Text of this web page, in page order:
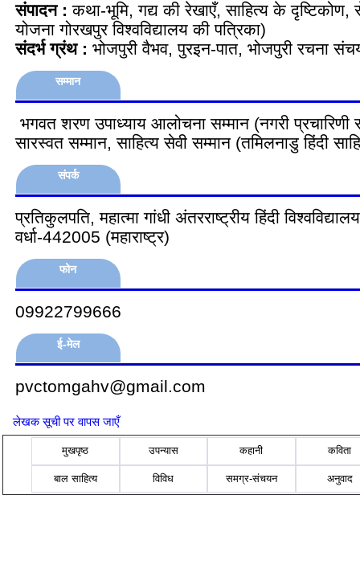
संपादन : कथा-भूमि, गद्य की रेखाएँ, साहित्य के दृष्टिकोण,
योजना गोरखपुर विश्वविद्यालय की पत्रिका)
संदर्भ ग्रंथ : भोजपुरी वैभव, पुरइन-पात, भोजपुरी रचना
सम्मान
भगवत शरण उपाध्याय आलोचना सम्मान (नगरी प्रचारिणी
सारस्वत सम्मान, साहित्य सेवी सम्मान (तमिलनाडु हिंदी
संपर्क
प्रतिकुलपति, महात्मा गांधी अंतरराष्ट्रीय हिंदी
वर्धा-442005 (महाराष्ट्र)
फोन
09922799666
ई-मेल
pvctomgahv@gmail.com
लेखक सूची पर वापस जाएँ
मुखपृष्ठ उपन्यास कहानी कविता
बाल साहित्य विविध समग्र-संचयन अनुवाद